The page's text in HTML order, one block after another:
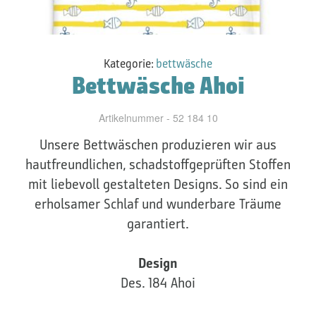
Kategorie: bettwäsche
Bettwäsche Ahoi
Artikelnummer - 52 184 10
Unsere Bettwäschen produzieren wir aus
hautfreundlichen, schadstoffgeprüften Stoffen
mit liebevoll gestalteten Designs. So sind ein
erholsamer Schlaf und wunderbare Träume
garantiert.
Design
Des. 184 Ahoi